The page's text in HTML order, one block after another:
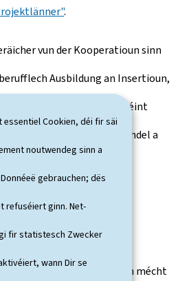
essentiel Cookien, déi fir säi
noutwendeg sinn a
gebrauchen; dës
refuséiert ginn. Net-
fir statistesch Zwecker
wann Dir se
.
vun der Kooperatioun sinn
Ausbildung an Insertioun,
abegraff; wougéint
d’Ëmwelt, de Klimawandel a
um Terrain mécht